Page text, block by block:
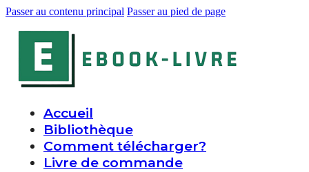
Passer au contenu principal Passer au pied de page
Accueil
Bibliothèque
Comment télécharger?
Livre de commande